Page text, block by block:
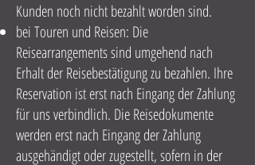
Kunden noch nicht bezahlt worden sind.
bei Touren und Reisen: Die
Reisearrangements sind umgehend nach
Erhalt der Reisebestätigung zu bezahlen. Ihre
Reservation ist erst nach Eingang der Zahlung
für uns verbindlich. Die Reisedokumente
werden erst nach Eingang der Zahlung
ausgehändigt oder zugestellt, sofern in der